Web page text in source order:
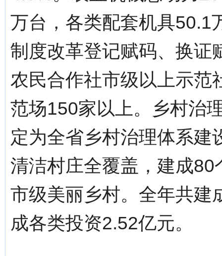
万台，各类配套机具50.1
制度改革登记赋码、换证
农民合作社市级以上示范
范场150家以上。乡村治
定为全省乡村治理体系建
清洁村庄全覆盖，建成
市级美丽乡村。全年共建
成各类投资2.52亿元。